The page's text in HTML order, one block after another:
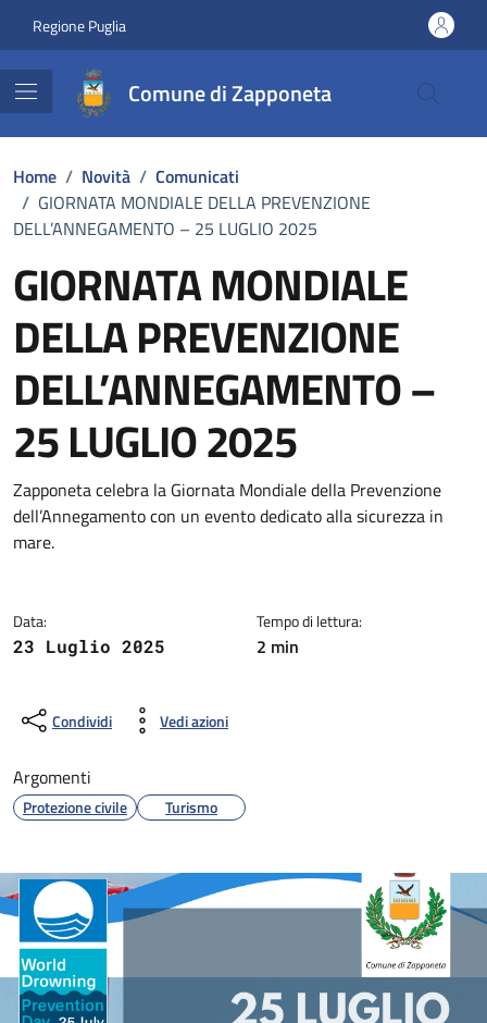
Regione Puglia
Comune di Zapponeta
Home / Novità / Comunicati
/ GIORNATA MONDIALE DELLA PREVENZIONE
DELL’ANNEGAMENTO – 25 LUGLIO 2025
GIORNATA MONDIALE
DELLA PREVENZIONE
DELL’ANNEGAMENTO –
25 LUGLIO 2025
Dettagli della notizia
Zapponeta celebra la Giornata Mondiale della Prevenzione
dell’Annegamento con un evento dedicato alla sicurezza in
mare.
Data:
23 Luglio 2025
Tempo di lettura:
2 min
Condividi Vedi azioni
Argomenti
Protezione civile Turismo